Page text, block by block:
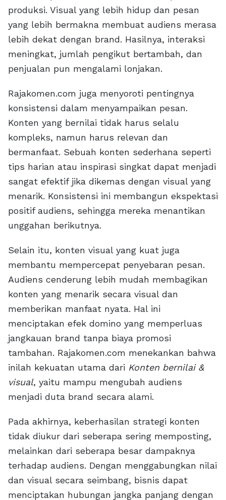
produksi. Visual yang lebih hidup dan pesan
yang lebih bermakna membuat audiens merasa
lebih dekat dengan brand. Hasilnya, interaksi
meningkat, jumlah pengikut bertambah, dan
penjualan pun mengalami lonjakan.
Rajakomen.com juga menyoroti pentingnya
konsistensi dalam menyampaikan pesan.
Konten yang bernilai tidak harus selalu
kompleks, namun harus relevan dan
bermanfaat. Sebuah konten sederhana seperti
tips harian atau inspirasi singkat dapat menjadi
sangat efektif jika dikemas dengan visual yang
menarik. Konsistensi ini membangun ekspektasi
positif audiens, sehingga mereka menantikan
unggahan berikutnya.
Selain itu, konten visual yang kuat juga
membantu mempercepat penyebaran pesan.
Audiens cenderung lebih mudah membagikan
konten yang menarik secara visual dan
memberikan manfaat nyata. Hal ini
menciptakan efek domino yang memperluas
jangkauan brand tanpa biaya promosi
tambahan. Rajakomen.com menekankan bahwa
inilah kekuatan utama dari Konten bernilai &
visual, yaitu mampu mengubah audiens
menjadi duta brand secara alami.
Pada akhirnya, keberhasilan strategi konten
tidak diukur dari seberapa sering memposting,
melainkan dari seberapa besar dampaknya
terhadap audiens. Dengan menggabungkan nilai
dan visual secara seimbang, bisnis dapat
menciptakan hubungan jangka panjang dengan